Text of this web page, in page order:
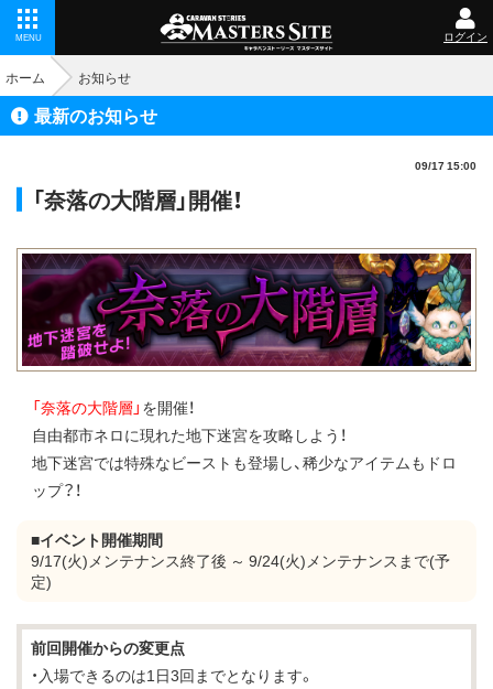
MENU ログイン
ホーム お知らせ
最新のお知らせ
09/17 15:00
「奈落の大階層」開催！
「奈落の大階層」 を開催！
自由都市ネロに現れた地下迷宮を攻略しよう！
地下迷宮では特殊なビーストも登場し、稀少なアイテムもドロ
ップ？！
■イベント開催期間
9/17(火)メンテナンス終了後 ～ 9/24(火)メンテナンスまで(予
定)
前回開催からの変更点
・入場できるのは1日3回までとなります。